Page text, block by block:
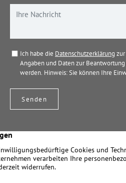
Ich habe die Datenschutzerklärung
Angaben und Daten zur
werden. Hinweis: Sie können Ihre